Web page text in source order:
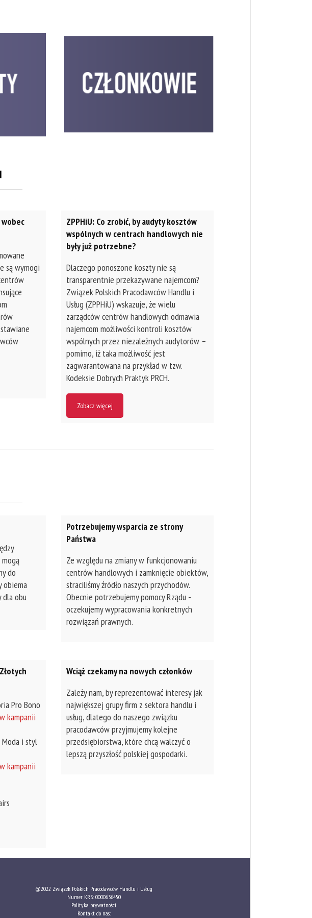
są wymogi
ZPPHiU: Co zrobić, by audyty kosztów
wspólnych w centrach handlowych nie
były już potrzebne?
Dlaczego ponoszone koszty nie są
transparentnie przekazywane najemcom?
Związek Polskich Pracodawców Handlu i
Usług (ZPPHiU) wskazuje, że wielu
zarządców centrów handlowych odmawia
najemcom możliwości kontroli kosztów
wspólnych przez niezależnych audytorów –
pomimo, iż taka możliwość jest
zagwarantowana na przykład w tzw.
Kodeksie Dobrych Praktyk PRCH.
Zobacz więcej
do
obiema
obu
Potrzebujemy wsparcia ze strony
Państwa
Ze względu na zmiany w funkcjonowaniu
centrów handlowych i zamknięcie obiektów,
straciliśmy źródło naszych przychodów.
Obecnie potrzebujemy pomocy Rządu -
oczekujemy wypracowania konkretnych
rozwiązań prawnych.
Pro Bono
kampanii
i styl
kampanii
Wciąż czekamy na nowych członków
Zależy nam, by reprezentować interesy jak
największej grupy firm z sektora handlu i
usług, dlatego do naszego związku
pracodawców przyjmujemy kolejne
przedsiębiorstwa, które chcą walczyć o
lepszą przyszłość polskiej gospodarki.
@2022 Związek Polskich Pracodawców Handlu i Usług
Numer KRS: 0000636450
Polityka prywatności
Kontakt do nas: